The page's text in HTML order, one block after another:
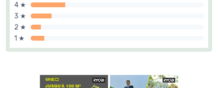
4 ★
3 ★
2 ★
1 ★